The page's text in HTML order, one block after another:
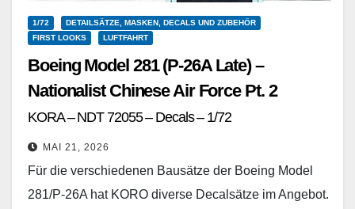
1/72
DETAILSÄTZE, MASKEN, DECALS UND ZUBEHÖR
FIRST LOOKS
LUFTFAHRT
Boeing Model 281 (P-26A Late) –
Nationalist Chinese Air Force Pt. 2
KORA – NDT 72055 – Decals – 1/72
MAI 21, 2026
Für die verschiedenen Bausätze der Boeing Model
281/P-26A hat KORO diverse Decalsätze im Angebot.